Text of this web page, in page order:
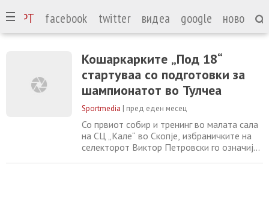
СПОРТ facebook twitter видеа google ново
Кошаркарките „Под 18“
стартуваа со подготовки за
шампионатот во Тулчеа
Sportmedia | пред еден месец
Со првиот собир и тренинг во малата сала
на СЦ „Кале“ во Скопје, избраничките на
селекторот Виктор Петровски го означија